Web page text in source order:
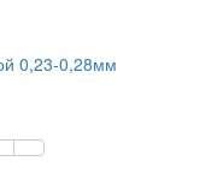
0,23-0,28мм